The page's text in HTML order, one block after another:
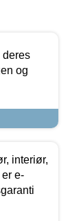
deres
og
interiør,
e-